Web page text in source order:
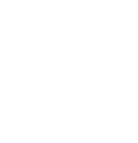
de chauffage